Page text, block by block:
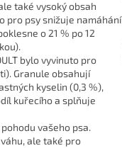
také vysoký obsah
pro psy snižuje namáhání
o 21 % po 12
bylo vyvinuto pro
Granule obsahují
kyselin (0,3 %),
kuřecího a splňuje
vašeho psa.
ale také pro